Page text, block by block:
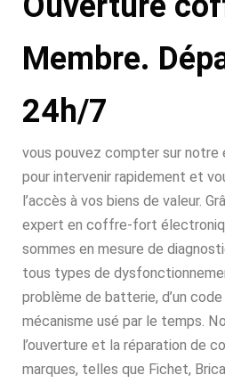
Membre.
24h/7
vous pouvez compter sur notre
pour intervenir rapidement et
l’accès à vos biens de valeur.
expert en coffre-fort
sommes en mesure de
tous types de
problème de batterie, d’un code
mécanisme usé par le temps.
l’ouverture et la réparation de
marques, telles que Fichet,